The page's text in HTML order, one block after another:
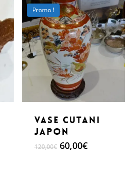
Make An Offer
Promo !
Vase Cutani
Japon
120,00€ Le
60,00€Le